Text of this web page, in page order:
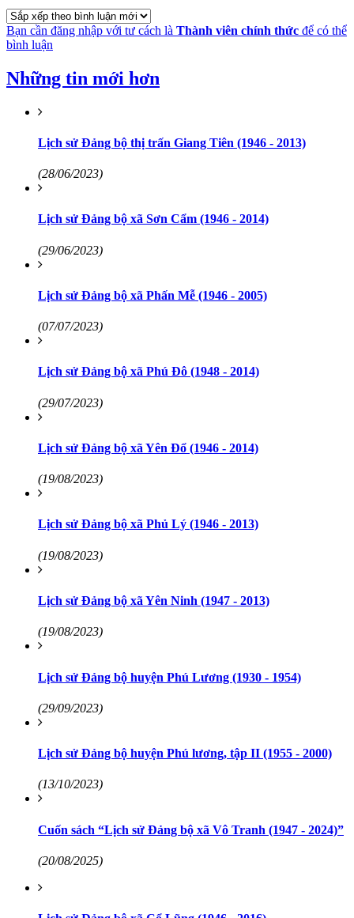
Bạn cần đăng nhập với tư cách là Thành viên chính thức để có thể
bình luận
Những tin mới hơn
Lịch sử Đảng bộ thị trấn Giang Tiên (1946 - 2013)
(28/06/2023)
Lịch sử Đảng bộ xã Sơn Cẩm (1946 - 2014)
(29/06/2023)
Lịch sử Đảng bộ xã Phấn Mễ (1946 - 2005)
(07/07/2023)
Lịch sử Đảng bộ xã Phú Đô (1948 - 2014)
(29/07/2023)
Lịch sử Đảng bộ xã Yên Đổ (1946 - 2014)
(19/08/2023)
Lịch sử Đảng bộ xã Phủ Lý (1946 - 2013)
(19/08/2023)
Lịch sử Đảng bộ xã Yên Ninh (1947 - 2013)
(19/08/2023)
Lịch sử Đảng bộ huyện Phú Lương (1930 - 1954)
(29/09/2023)
Lịch sử Đảng bộ huyện Phú lương, tập II (1955 - 2000)
(13/10/2023)
Cuốn sách “Lịch sử Đảng bộ xã Vô Tranh (1947 - 2024)”
(20/08/2025)